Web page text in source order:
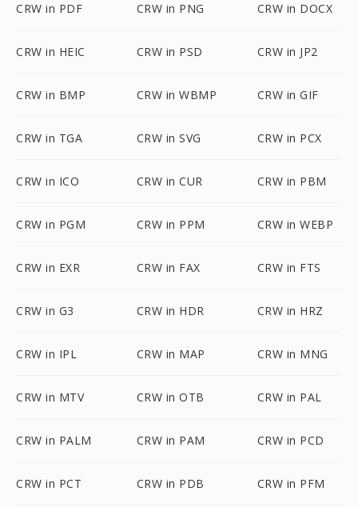
CRW in PDF CRW in PNG CRW in DOCX
CRW in HEIC CRW in PSD CRW in JP2
CRW in BMP CRW in WBMP CRW in GIF
CRW in TGA CRW in SVG CRW in PCX
CRW in ICO CRW in CUR CRW in PBM
CRW in PGM CRW in PPM CRW in WEBP
CRW in EXR CRW in FAX CRW in FTS
CRW in G3 CRW in HDR CRW in HRZ
CRW in IPL CRW in MAP CRW in MNG
CRW in MTV CRW in OTB CRW in PAL
CRW in PALM CRW in PAM CRW in PCD
CRW in PCT CRW in PDB CRW in PFM